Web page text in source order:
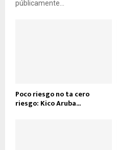
públicamente...
Poco riesgo no ta cero
riesgo: Kico Aruba...